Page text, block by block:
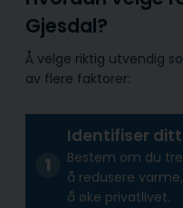
Gjesdal?
Å velge riktig utvendig
av flere faktorer:
Identifiser
Bestem om du
å redusere
å øke privatlivet.